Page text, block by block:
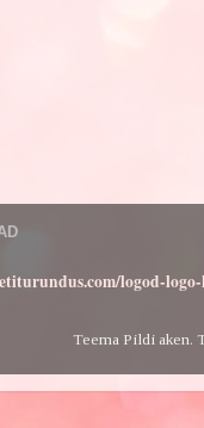
logod-
Teema Pildi aken.